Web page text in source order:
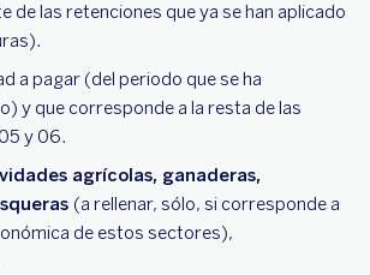
de las retenciones que ya se han aplicado
a pagar (del periodo que se ha
y que corresponde a la resta de las
y 06.
agrícolas, ganaderas,
(a rellenar, sólo, si corresponde a
de estos sectores),